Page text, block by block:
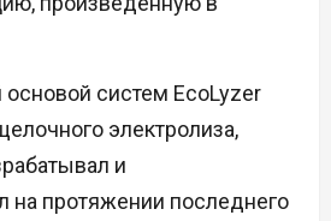
основой систем EcoLyzer
электролиза,
и
на протяжении последнего